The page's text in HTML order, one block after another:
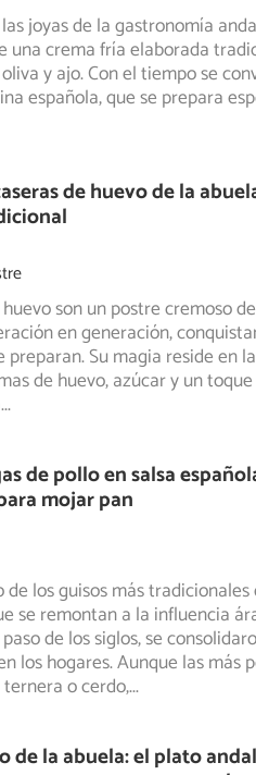
joyas de la gastronomía
una crema fría elaborada
y ajo. Con el tiempo se
española, que se prepara
de huevo de la
son un postre cremoso
en generación,
preparan. Su magia reside en
de huevo, azúcar y un
...
de pollo en salsa
mojar pan
de los guisos más
se remontan a la influencia
de los siglos, se
los hogares. Aunque las más
o cerdo,...
de la abuela: el plato